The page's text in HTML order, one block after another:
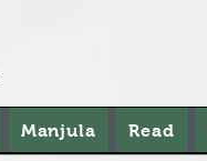
Manjula Read